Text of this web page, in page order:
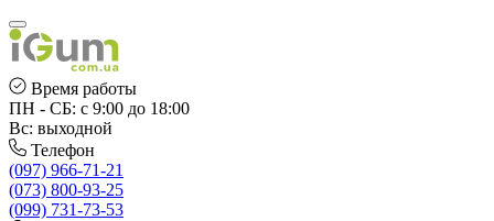
Время работы
ПН - СБ: с 9:00 до 18:00
Вс: выходной
Телефон
(097) 966-71-21
(073) 800-93-25
(099) 731-73-53